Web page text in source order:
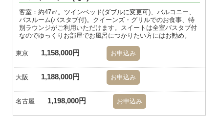
客室：約47㎡。ツインベッド(ダブルに変更可)、バルコニー、
バスルーム(バスタブ付)。クイーンズ・グリルでのお食事、特
別ラウンジがご利用いただけます。スイートは全室バスタブ付
なのでゆっくりお部屋でお風呂につかりたい方にはお勧め。
東京 1,158,000円 お申込み
大阪 1,188,000円 お申込み
名古屋 1,198,000円 お申込み